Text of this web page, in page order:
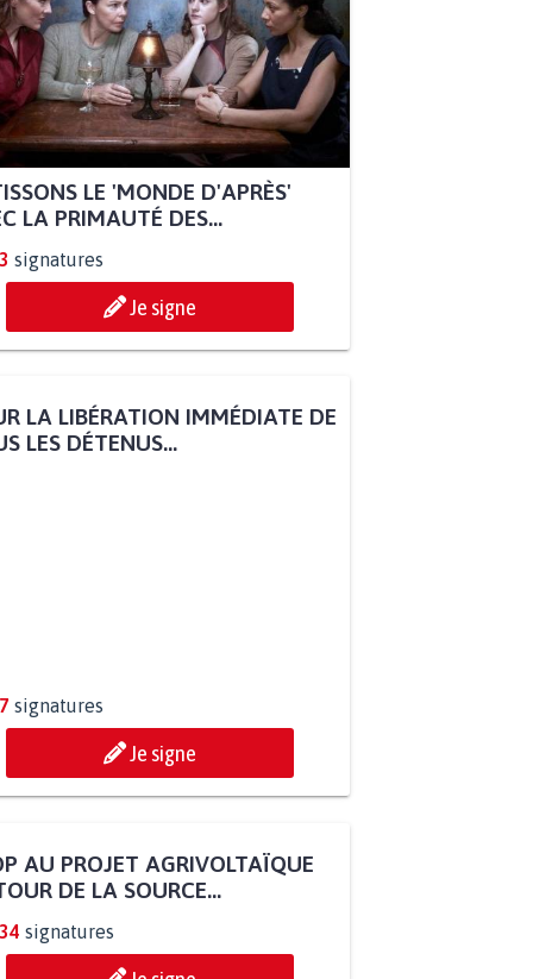
LE 'MONDE D'APRÈS'
LA PRIMAUTÉ DES...
signatures
Je signe
LA LIBÉRATION IMMÉDIATE DE
LES DÉTENUS...
signatures
Je signe
AU PROJET AGRIVOLTAÏQUE
DE LA SOURCE...
signatures